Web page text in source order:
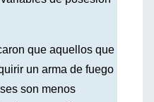
que aquellos que
un arma de fuego
son menos